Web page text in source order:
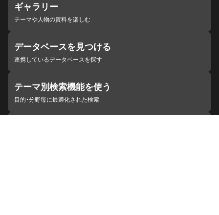
ギャラリー
テーマや人物の資料を楽しむ
データベースを見つける
連携しているデータベースを探す
テーマ別検索機能を使う
目的・分野毎に最適化された検索